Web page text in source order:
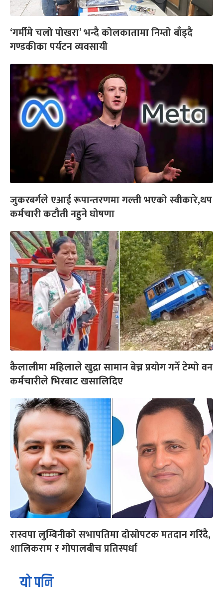
‘गर्मीमे चलो पोखरा’ भन्दै कोलकातामा निम्तो बाँड्दै
गण्डकीका पर्यटन व्यवसायी
जुकरबर्गले एआई रूपान्तरणमा गल्ती भएको स्वीकारे,थप
कर्मचारी कटौती नहुने घोषणा
कैलालीमा महिलाले खुद्रा सामान बेच्न प्रयोग गर्ने टेम्पो वन
कर्मचारीले भिरबाट खसालिदिए
रास्वपा लुम्बिनीको सभापतिमा दोस्रोपटक मतदान गरिँदै,
शालिकराम र गोपालबीच प्रतिस्पर्धा
यो पनि